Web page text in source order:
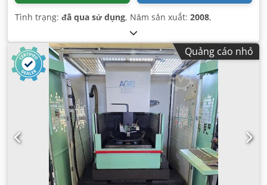
Tình trạng: đã qua sử dụng, Năm sản xuất: 2008,
Quảng cáo nhỏ